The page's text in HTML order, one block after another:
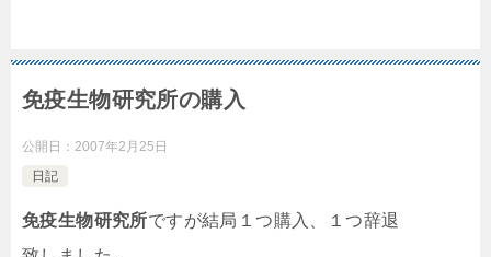
免疫生物研究所の購入
公開日： 2007年2月25日
日記
免疫生物研究所ですが結局１つ購入、１つ辞退